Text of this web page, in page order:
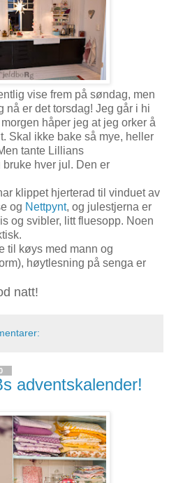
vise frem på søndag, men
nå er det torsdag! Jeg går i hi
håper jeg at jeg orker å
Skal ikke bake så mye, heller
tante Lillians
hver jul. Den er
klippet hjerterad til vinduet av
og Nettpynt, og julestjerna er
og svibler, litt fluesopp. Noen
til køys med mann og
høytlesning på senga er
natt!
adventskalender!